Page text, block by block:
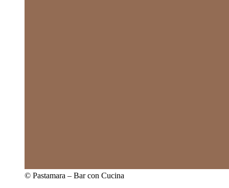
© Pastamara – Bar con Cucina